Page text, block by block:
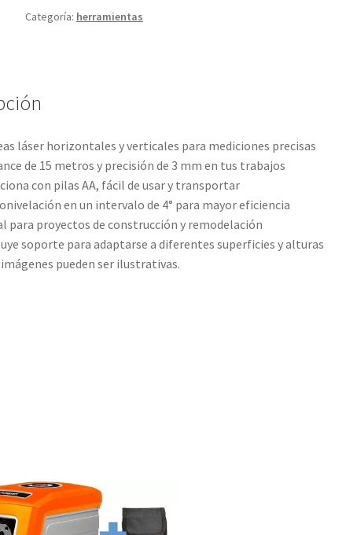
Categoría: herramientas
láser horizontales y verticales para mediciones precisas
de 15 metros y precisión de 3 mm en tus trabajos
con pilas AA, fácil de usar y transportar
en un intervalo de 4° para mayor eficiencia
para proyectos de construcción y remodelación
soporte para adaptarse a diferentes superficies y alturas
imágenes pueden ser ilustrativas.